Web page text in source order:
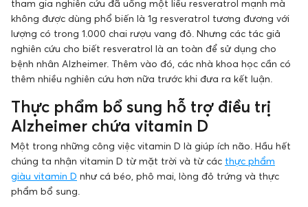
tham gia nghiên cứu đã uống một liều resveratrol mạnh mà
không được dùng phổ biến là 1g resveratrol tương đương với
lượng có trong 1.000 chai rượu vang đỏ. Nhưng các tác giả
nghiên cứu cho biết resveratrol là an toàn để sử dụng cho
bệnh nhân Alzheimer. Thêm vào đó, các nhà khoa học cần có
thêm nhiều nghiên cứu hơn nữa trước khi đưa ra kết luận.
Thực phẩm bổ sung hỗ trợ điều trị
Alzheimer chứa vitamin D
Một trong những công việc vitamin D là giúp ích não. Hầu hết
chúng ta nhận vitamin D từ mặt trời và từ các thực phẩm
giàu vitamin D như cá béo, phô mai, lòng đỏ trứng và thực
phẩm bổ sung.